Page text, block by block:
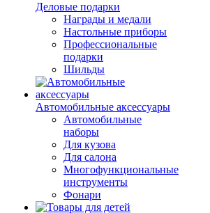
Деловые подарки
Награды и медали
Настольные приборы
Профессиональные
подарки
Шильды
Автомобильные аксессуары
Автомобильные
наборы
Для кузова
Для салона
Многофункциональные
инструменты
Фонари